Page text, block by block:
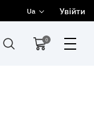
Ua Увійти
0